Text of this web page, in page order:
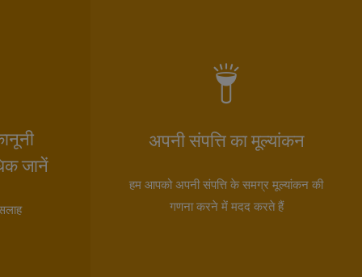
जानें
अपनी संपत्ति का मूल्यांकन
हम आपको अपनी संपत्ति के समग्र मूल्यांकन की
गणना करने में मदद करते हैं